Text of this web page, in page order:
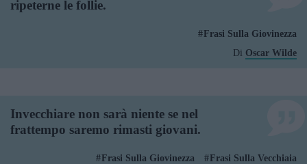
ripeterne le follie.
Frasi Sulla Giovinezza
Di Oscar Wilde
Invecchiare non sarà niente se nel
frattempo saremo rimasti giovani.
Frasi Sulla Giovinezza
Frasi Sulla Vecchiaia